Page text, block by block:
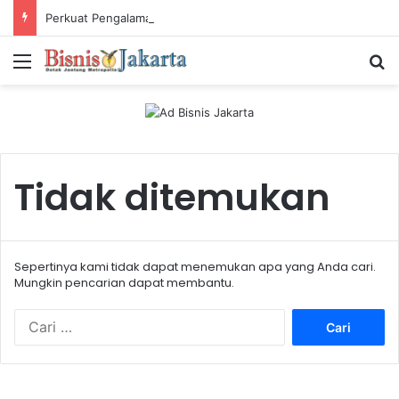
Menu
Tidak ditemukan
Sepertinya kami tidak dapat menemukan apa yang Anda cari.
Mungkin pencarian dapat membantu.